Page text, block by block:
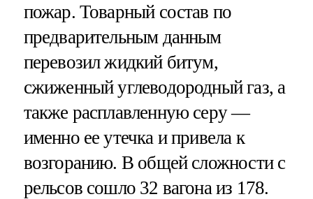
пожар. Товарный состав по
предварительным данным
перевозил жидкий битум,
сжиженный углеводородный газ, а
также расплавленную серу —
именно ее утечка и привела к
возгоранию. В общей сложности с
рельсов сошло 32 вагона из 178.